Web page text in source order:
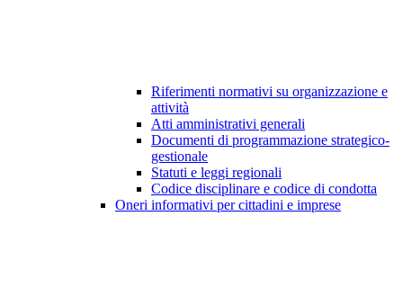
Riferimenti normativi su organizzazione e
attività
Atti amministrativi generali
Documenti di programmazione strategico-
gestionale
Statuti e leggi regionali
Codice disciplinare e codice di condotta
Oneri informativi per cittadini e imprese